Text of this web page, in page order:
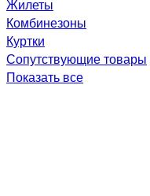
Жилеты
Комбинезоны
Куртки
Сопутствующие товары
Показать все